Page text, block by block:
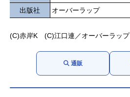
出版社
オーバーラップ
(C)赤岸K (C)江口連／オーバーラップ
通販